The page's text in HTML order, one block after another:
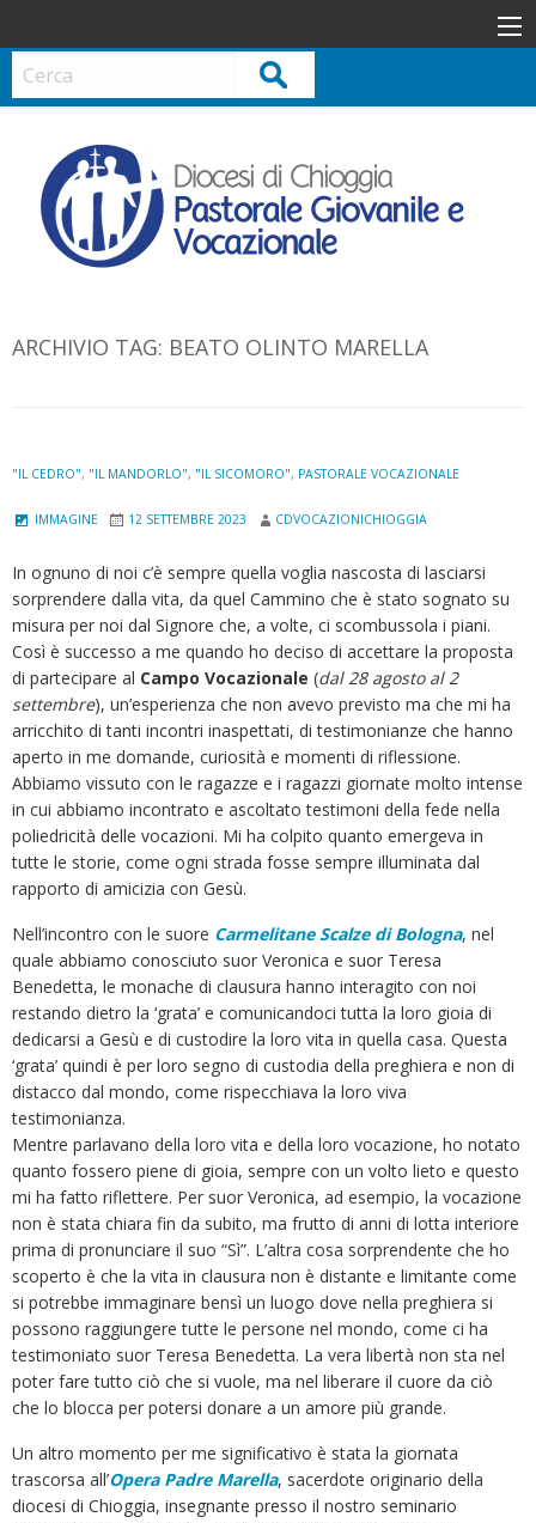
k
p
Cerca
ARCHIVIO TAG: BEATO OLINTO MARELLA
"IL CEDRO", "IL MANDORLO", "IL SICOMORO", PASTORALE VOCAZIONALE
IMMAGINE 12 SETTEMBRE 2023 CDVOCAZIONICHIOGGIA
In ognuno di noi c’è sempre quella voglia nascosta di lasciarsi
sorprendere dalla vita, da quel Cammino che è stato sognato su
misura per noi dal Signore che, a volte, ci scombussola i piani.
Così è successo a me quando ho deciso di accettare la proposta
di partecipare al Campo Vocazionale (dal 28 agosto al 2
settembre), un’esperienza che non avevo previsto ma che mi ha
arricchito di tanti incontri inaspettati, di testimonianze che hanno
aperto in me domande, curiosità e momenti di riflessione.
Abbiamo vissuto con le ragazze e i ragazzi giornate molto intense
in cui abbiamo incontrato e ascoltato testimoni della fede nella
poliedricità delle vocazioni. Mi ha colpito quanto emergeva in
tutte le storie, come ogni strada fosse sempre illuminata dal
rapporto di amicizia con Gesù.
Nell’incontro con le suore Carmelitane Scalze di Bologna, nel
quale abbiamo conosciuto suor Veronica e suor Teresa
Benedetta, le monache di clausura hanno interagito con noi
restando dietro la ‘grata’ e comunicandoci tutta la loro gioia di
dedicarsi a Gesù e di custodire la loro vita in quella casa. Questa
‘grata’ quindi è per loro segno di custodia della preghiera e non di
distacco dal mondo, come rispecchiava la loro viva
testimonianza.
Mentre parlavano della loro vita e della loro vocazione, ho notato
quanto fossero piene di gioia, sempre con un volto lieto e questo
mi ha fatto riflettere. Per suor Veronica, ad esempio, la vocazione
non è stata chiara fin da subito, ma frutto di anni di lotta interiore
prima di pronunciare il suo “Sì”. L’altra cosa sorprendente che ho
scoperto è che la vita in clausura non è distante e limitante come
si potrebbe immaginare bensì un luogo dove nella preghiera si
possono raggiungere tutte le persone nel mondo, come ci ha
testimoniato suor Teresa Benedetta. La vera libertà non sta nel
poter fare tutto ciò che si vuole, ma nel liberare il cuore da ciò
che lo blocca per potersi donare a un amore più grande.
Un altro momento per me significativo è stata la giornata
trascorsa all’Opera Padre Marella, sacerdote originario della
diocesi di Chioggia, insegnante presso il nostro seminario